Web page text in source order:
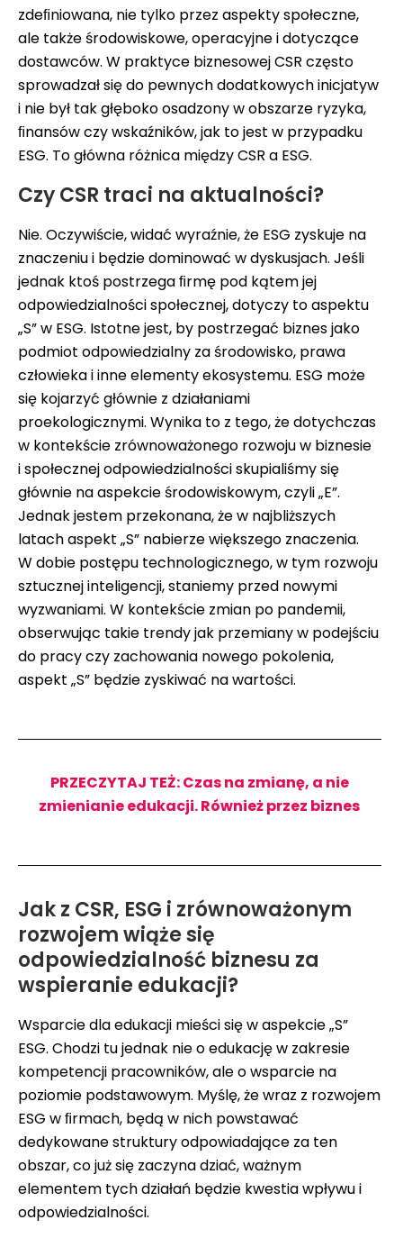
zdeﬁniowana, nie tylko przez aspekty społeczne,
ale także środowiskowe, operacyjne i dotyczące
dostawców. W praktyce biznesowej CSR często
sprowadzał się do pewnych dodatkowych inicjatyw
i nie był tak głęboko osadzony w obszarze ryzyka,
ﬁnansów czy wskaźników, jak to jest w przypadku
ESG. To główna różnica między CSR a ESG.
Czy CSR traci na aktualności?
Nie. Oczywiście, widać wyraźnie, że ESG zyskuje na
znaczeniu i będzie dominować w dyskusjach. Jeśli
jednak ktoś postrzega ﬁrmę pod kątem jej
odpowiedzialności społecznej, dotyczy to aspektu
„S” w ESG. Istotne jest, by postrzegać biznes jako
podmiot odpowiedzialny za środowisko, prawa
człowieka i inne elementy ekosystemu. ESG może
się kojarzyć głównie z działaniami
proekologicznymi. Wynika to z tego, że dotychczas
w kontekście zrównoważonego rozwoju w biznesie
i społecznej odpowiedzialności skupialiśmy się
głównie na aspekcie środowiskowym, czyli „E”.
Jednak jestem przekonana, że w najbliższych
latach aspekt „S” nabierze większego znaczenia.
W dobie postępu technologicznego, w tym rozwoju
sztucznej inteligencji, staniemy przed nowymi
wyzwaniami. W kontekście zmian po pandemii,
obserwując takie trendy jak przemiany w podejściu
do pracy czy zachowania nowego pokolenia,
aspekt „S” będzie zyskiwać na wartości.
PRZECZYTAJ TEŻ: Czas na zmianę, a nie
zmienianie edukacji. Również przez biznes
Jak z CSR, ESG i zrównoważonym
rozwojem wiąże się
odpowiedzialność biznesu za
wspieranie edukacji?
Wsparcie dla edukacji mieści się w aspekcie „S”
ESG. Chodzi tu jednak nie o edukację w zakresie
kompetencji pracowników, ale o wsparcie na
poziomie podstawowym. Myślę, że wraz z rozwojem
ESG w ﬁrmach, będą w nich powstawać
dedykowane struktury odpowiadające za ten
obszar, co już się zaczyna dziać, ważnym
elementem tych działań będzie kwestia wpływu i
odpowiedzialności.